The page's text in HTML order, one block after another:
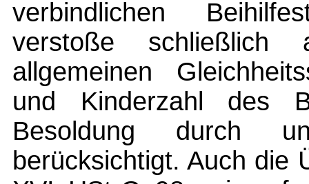
verbindlichen
verstoße
allgemeinen
und Kinderzahl des
Besoldung durch
berücksichtigt. Auch die